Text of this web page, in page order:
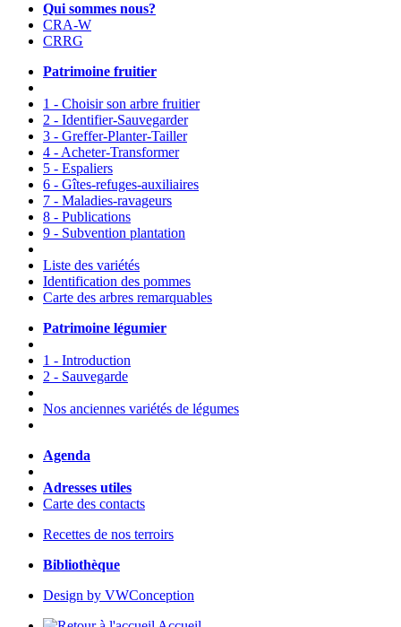
Qui sommes nous?
CRA-W
CRRG
Patrimoine fruitier
1 - Choisir son arbre fruitier
2 - Identifier-Sauvegarder
3 - Greffer-Planter-Tailler
4 - Acheter-Transformer
5 - Espaliers
6 - Gîtes-refuges-auxiliaires
7 - Maladies-ravageurs
8 - Publications
9 - Subvention plantation
Liste des variétés
Identification des pommes
Carte des arbres remarquables
Patrimoine légumier
1 - Introduction
2 - Sauvegarde
Nos anciennes variétés de légumes
Agenda
Adresses utiles
Carte des contacts
Recettes de nos terroirs
Bibliothèque
Design by VWConception